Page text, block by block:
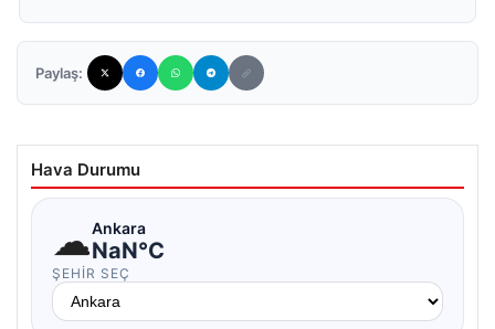
Paylaş:
Hava Durumu
☁Ankara
NaN°C
ŞEHIR SEÇ